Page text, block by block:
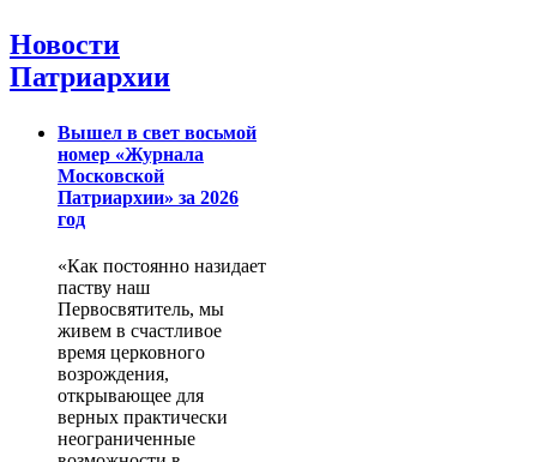
Новости
Патриархии
Вышел в свет восьмой
номер «Журнала
Московской
Патриархии» за 2026
год
«Как постоянно назидает
паству наш
Первосвятитель, мы
живем в счастливое
время церковного
возрождения,
открывающее для
верных практически
неограниченные